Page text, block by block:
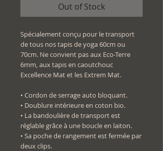
Out of Stock
Spécialement conçu pour le transport
de tous nos tapis de yoga 60cm ou
70cm. Ne convient pas aux Eco-Terre
6mm, aux tapis en caoutchouc
Excellence Mat et les Extrem Mat.
• Cordon de serrage auto bloquant.
• Doublure intérieure en coton bio.
• La bandoulière de transport est
réglable grâce à une boucle en laiton.
• Sa poche de rangement est fermée par
deux clips.